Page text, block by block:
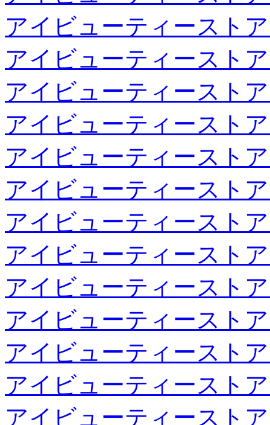
アイビューティースト
アイビューティースト
アイビューティースト
アイビューティースト
アイビューティースト
アイビューティースト
アイビューティースト
アイビューティースト
アイビューティースト
アイビューティースト
アイビューティースト
アイビューティースト
アイビューティースト